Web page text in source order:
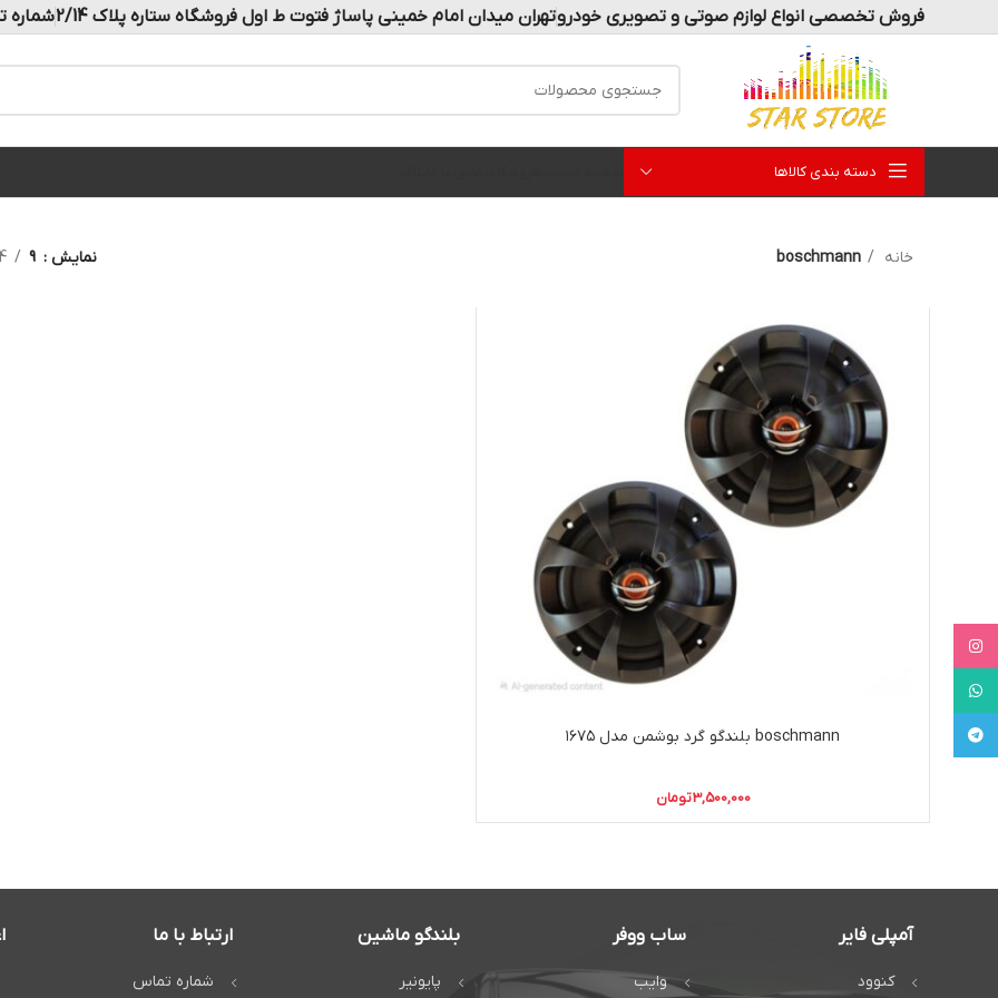
فروش تخصصی انواع لوازم صوتی و تصویری خودروتهران میدان امام خمینی پاساژ فتوت ط اول فروشگاه ستاره پلاک 2/14 شماره
دسته بندی کالاها
خانه boschmann نمایش 9
boschmann بلندگو گرد بوشمن مدل ۱۶۷۵
3,500,000تومان
آمپلی فایر
کنوود
ساب ووفر
وایب
بلندگو ماشین
پایونیر
ارتباط با ما
شماره تماس